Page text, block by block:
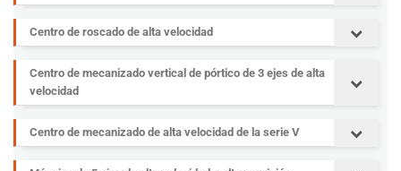
Centro de roscado de alta velocidad
Centro de mecanizado vertical de pórtico de 3 ejes de alta
velocidad
Centro de mecanizado de alta velocidad de la serie V